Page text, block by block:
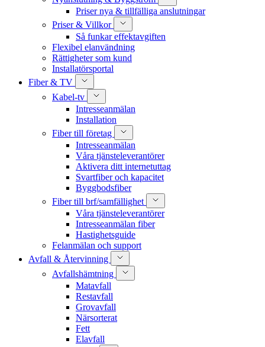
Priser nya & tillfälliga anslutningar
Priser & Villkor
Så funkar effektavgiften
Flexibel elanvändning
Rättigheter som kund
Installatörsportal
Fiber & TV
Kabel-tv
Intresseanmälan
Installation
Fiber till företag
Intresseanmälan
Våra tjänsteleverantörer
Aktivera ditt internetuttag
Svartfiber och kapacitet
Byggbodsfiber
Fiber till brf/samfällighet
Våra tjänsteleverantörer
Intresseanmälan fiber
Hastighetsguide
Felanmälan och support
Avfall & Återvinning
Avfallshämtning
Matavfall
Restavfall
Grovavfall
Närsorterat
Fett
Elavfall